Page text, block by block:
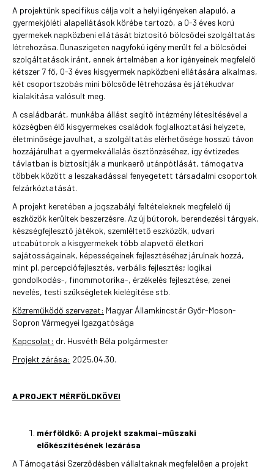
A projektünk specifikus célja volt a helyi igényeken alapuló, a
gyermekjóléti alapellátások körébe tartozó, a 0-3 éves korú
gyermekek napközbeni ellátását biztosító bölcsődei szolgáltatás
létrehozása. Dunaszigeten nagyfokú igény merült fel a bölcsődei
szolgáltatások iránt, ennek értelmében a kor igényeinek megfelelő
kétszer 7 fő, 0-3 éves kisgyermek napközbeni ellátására alkalmas,
két csoportszobás mini bölcsőde létrehozása és játékudvar
kialakítása valósult meg.
A családbarát, munkába állást segítő intézmény létesítésével a
községben élő kisgyermekes családok foglalkoztatási helyzete,
életminősége javulhat, a szolgáltatás elérhetősége hosszú távon
hozzájárulhat a gyermekvállalás ösztönzéséhez, így évtizedes
távlatban is biztosítják a munkaerő utánpótlását, támogatva
többek között a leszakadással fenyegetett társadalmi csoportok
felzárkóztatását.
A projekt keretében a jogszabályi feltételeknek megfelelő új
eszközök kerültek beszerzésre. Az új bútorok, berendezési tárgyak,
készségfejlesztő játékok, szemléltető eszközök, udvari
utcabútorok a kisgyermekek több alapvető életkori
sajátosságainak, képességeinek fejlesztéséhez járulnak hozzá,
mint pl. percepciófejlesztés, verbális fejlesztés; logikai
gondolkodás-, finommotorika-, érzékelés fejlesztése, zenei
nevelés, testi szükségletek kielégítése stb.
Közreműködő szervezet: Magyar Államkincstár Győr-Moson-
Sopron Vármegyei Igazgatósága
Kapcsolat: dr. Husvéth Béla polgármester
Projekt zárása: 2025.04.30.
A PROJEKT MÉRFÖLDKÖVEI
mérföldkő: A projekt szakmai-műszaki
előkészítésének lezárása
A Támogatási Szerződésben vállaltaknak megfelelően a projekt